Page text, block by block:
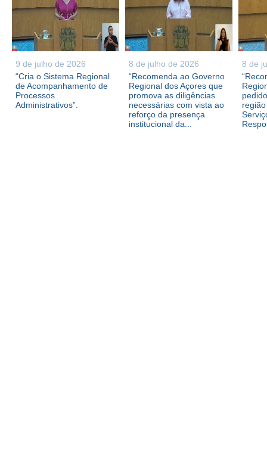
9 de julho de 2026
“Cria o Sistema Regional
de Acompanhamento de
Processos
Administrativos”.
8 de julho de 2026
“Recomenda ao Governo
Regional dos Açores que
promova as diligências
necessárias com vista ao
reforço da presença
institucional da...
8 de